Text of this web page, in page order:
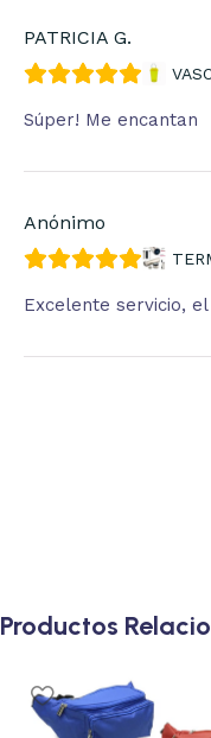
PATRICIA G.
Súper! Me encantan
Anónimo
Excelente servicio,
Productos